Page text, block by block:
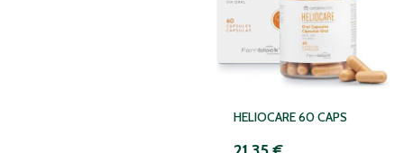
HELIOCARE 60 CAPS